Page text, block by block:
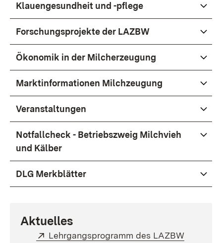
Klauengesundheit und -pflege
Forschungsprojekte der LAZBW
Ökonomik in der Milcherzeugung
Marktinformationen Milchzeugung
Veranstaltungen
Notfallcheck - Betriebszweig Milchvieh
und Kälber
DLG Merkblätter
Aktuelles
Extern:
Lehrgangsprogramm des LAZBW